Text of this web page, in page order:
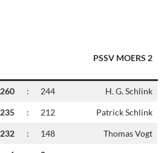
PSSV MOERS 2
260 : 244 H. G. Schlink
235 : 212 Patrick Schlink
232 : 148 Thomas Vogt